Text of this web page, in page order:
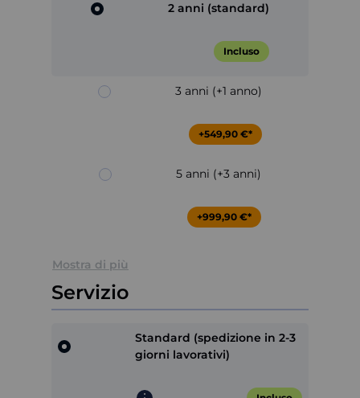
2 anni (standard)
Incluso
3 anni (+1 anno)
+549,90 €*
5 anni (+3 anni)
+999,90 €*
Mostra di più
Servizio
Standard (spedizione in 2-3
giorni lavorativi)